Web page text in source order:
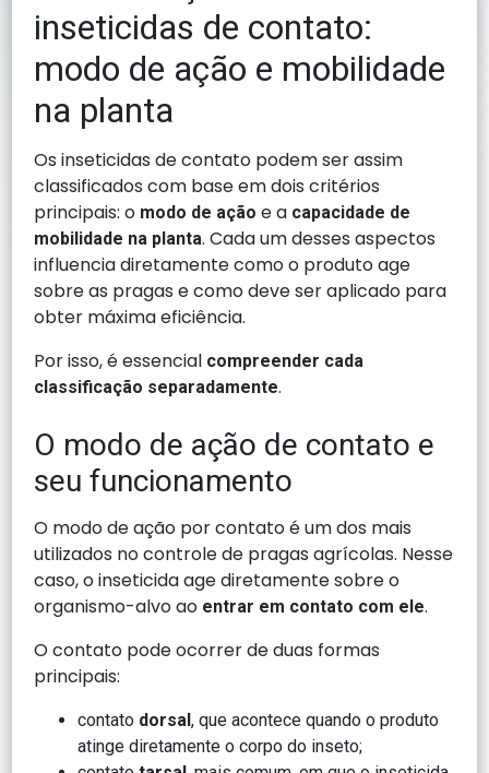
inseticidas de contato:
modo de ação e mobilidade
na planta
Os inseticidas de contato podem ser assim
classificados com base em dois critérios
principais: o modo de ação e a capacidade de
mobilidade na planta. Cada um desses aspectos
influencia diretamente como o produto age
sobre as pragas e como deve ser aplicado para
obter máxima eficiência.
Por isso, é essencial compreender cada
classificação separadamente.
O modo de ação de contato e
seu funcionamento
O modo de ação por contato é um dos mais
utilizados no controle de pragas agrícolas. Nesse
caso, o inseticida age diretamente sobre o
organismo-alvo ao entrar em contato com ele.
O contato pode ocorrer de duas formas
principais:
contato dorsal, que acontece quando o produto
atinge diretamente o corpo do inseto;